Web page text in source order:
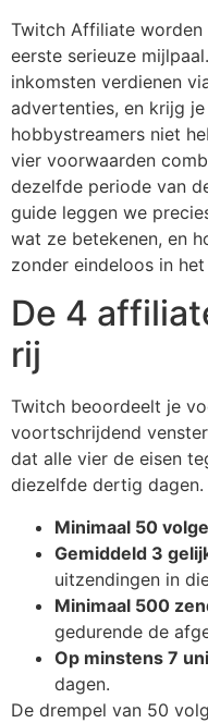
Twitch Affiliate worden
eerste serieuze
inkomsten verdienen
advertenties, en krijg
hobbystreamers niet
vier voorwaarden
dezelfde periode van
guide leggen we
wat ze betekenen, en
zonder eindeloos in
De 4
rij
Twitch beoordeelt je
voortschrijdend
dat alle vier de eisen
diezelfde dertig dagen.
Minimaal 50
Gemiddeld 3
uitzendingen in
Minimaal 500
gedurende de
Op minstens 7
dagen.
De drempel van 50